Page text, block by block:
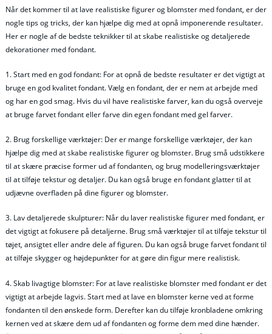
Når det kommer til at lave realistiske figurer og blomster med fondant, er der
nogle tips og tricks, der kan hjælpe dig med at opnå imponerende resultater.
Her er nogle af de bedste teknikker til at skabe realistiske og detaljerede
dekorationer med fondant.
1. Start med en god fondant: For at opnå de bedste resultater er det vigtigt at
bruge en god kvalitet fondant. Vælg en fondant, der er nem at arbejde med
og har en god smag. Hvis du vil have realistiske farver, kan du også overveje
at bruge farvet fondant eller farve din egen fondant med gel farver.
2. Brug forskellige værktøjer: Der er mange forskellige værktøjer, der kan
hjælpe dig med at skabe realistiske figurer og blomster. Brug små udstikkere
til at skære præcise former ud af fondanten, og brug modelleringsværktøjer
til at tilføje tekstur og detaljer. Du kan også bruge en fondant glatter til at
udjævne overfladen på dine figurer og blomster.
3. Lav detaljerede skulpturer: Når du laver realistiske figurer med fondant, er
det vigtigt at fokusere på detaljerne. Brug små værktøjer til at tilføje tekstur til
tøjet, ansigtet eller andre dele af figuren. Du kan også bruge farvet fondant til
at tilføje skygger og højdepunkter for at gøre din figur mere realistisk.
4. Skab livagtige blomster: For at lave realistiske blomster med fondant er det
vigtigt at arbejde lagvis. Start med at lave en blomster kerne ved at forme
fondanten til den ønskede form. Derefter kan du tilføje kronbladene omkring
kernen ved at skære dem ud af fondanten og forme dem med dine hænder.